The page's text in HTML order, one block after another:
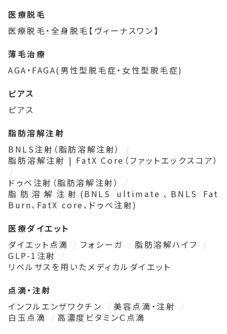
医療脱毛
医療脱毛・全身脱毛【ヴィーナスワン】
薄毛治療
AGA・FAGA(男性型脱毛症・女性型脱毛症)
ピアス
ピアス
脂肪溶解注射
BNLS注射（脂肪溶解注射）
脂肪溶解注射 | FatX Core（ファットエックスコア）
ドゥベ注射（脂肪溶解注射）
脂肪溶解注射(BNLS ultimate、BNLS Fat
Burn、FatX core、ドゥベ注射)
医療ダイエット
ダイエット点滴
フォシーガ
脂肪溶解ハイフ
GLP-1注射
リベルサスを用いたメディカルダイエット
点滴・注射
インフルエンザワクチン
美容点滴・注射
白玉点滴
高濃度ビタミンＣ点滴